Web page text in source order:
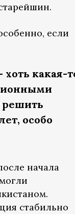
если
какая-
решить
особо
начала
стабильно